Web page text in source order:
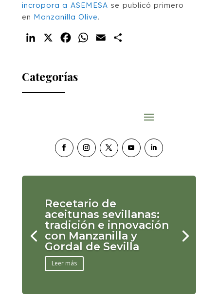
incropora a ASEMESA se publicó primero
en Manzanilla Olive.
LinkedIn FacebookWhatsApp
Email
Categorías
Recetario de
aceitunas sevillanas:
tradición e innovación
con Manzanilla y
Gordal de Sevilla
Leer más